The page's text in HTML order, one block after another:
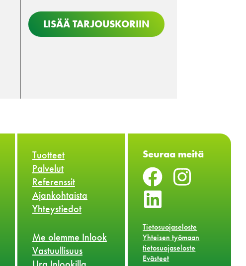
LISÄÄ TARJOUSKORIIN
Tuotteet
Palvelut
Referenssit
Ajankohtaista
Yhteystiedot
Me olemme Inlook
Vastuullisuus
Seuraa meitä
Tietosuojaseloste
Yhteisen työmaan
tietosuojaseloste
Evästeet